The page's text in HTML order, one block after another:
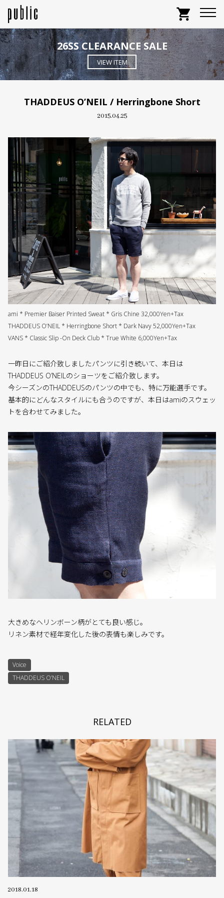
shopping_cart
26SS CLEARANCE SALE
VIEW ITEM
THADDEUS O’NEIL / Herringbone Short
2015.04.25
ami * Premier Baiser Printed Sweat * Gris Chine 32,000Yen+Tax
THADDEUS O’NEIL * Herringbone Short * Dark Navy 52,000Yen+Tax
VANS * Classic Slip -On Deck Club * True White 6,000Yen+Tax
一昨日にご紹介致しましたパンツに引き続いて、本日は
THADDEUS O’NEILのショーツをご紹介致します。
今シーズンのTHADDEUSのパンツの中でも、特に万能選手です。
基本的にどんなスタイルにも合うのですが、本日はamiのスウェッ
トを合わせてみました。
大きめなヘリンボーン柄がとても良い感じ。
リネン素材で経年変化した後の表情も楽しみです。
Voice
THADDEUS O’NEIL
RELATED
2018.01.18